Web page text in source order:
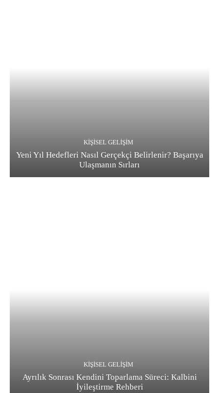
KIŞISEL GELIŞIM
Yeni Yıl Hedefleri Nasıl Gerçekçi Belirlenir? Başarıya
Ulaşmanın Sırları
KIŞISEL GELIŞIM
Ayrılık Sonrası Kendini Toparlama Süreci: Kalbini
İyileştirme Rehberi